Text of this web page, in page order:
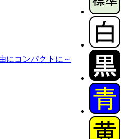
にコンパクトに～